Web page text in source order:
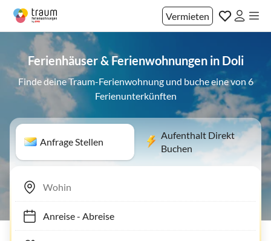
Vermieten
Ferienhäuser & Ferienwohnungen in Doli
Finde deine Traum-Ferienwohnung und buche eine von 6
Ferienunterkünften
Anfrage Stellen
Aufenthalt Direkt
Buchen
Anreise- Abreise